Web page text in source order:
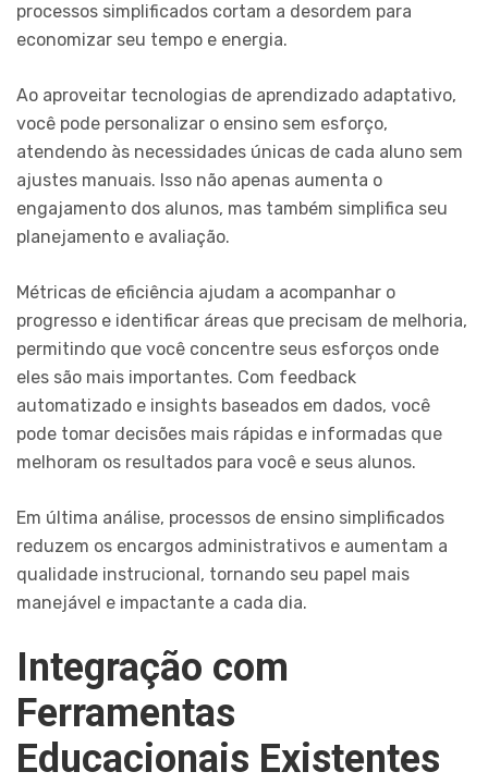
processos simplificados cortam a desordem para
economizar seu tempo e energia.
Ao aproveitar tecnologias de aprendizado adaptativo,
você pode personalizar o ensino sem esforço,
atendendo às necessidades únicas de cada aluno sem
ajustes manuais. Isso não apenas aumenta o
engajamento dos alunos, mas também simplifica seu
planejamento e avaliação.
Métricas de eficiência ajudam a acompanhar o
progresso e identificar áreas que precisam de melhoria,
permitindo que você concentre seus esforços onde
eles são mais importantes. Com feedback
automatizado e insights baseados em dados, você
pode tomar decisões mais rápidas e informadas que
melhoram os resultados para você e seus alunos.
Em última análise, processos de ensino simplificados
reduzem os encargos administrativos e aumentam a
qualidade instrucional, tornando seu papel mais
manejável e impactante a cada dia.
Integração com
Ferramentas
Educacionais Existentes